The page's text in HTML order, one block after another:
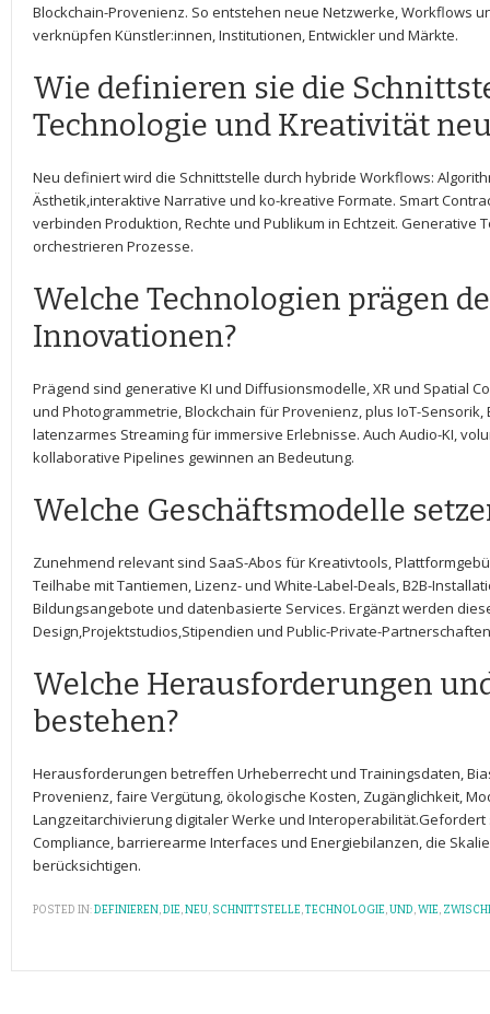
Blockchain-Provenienz. So entstehen neue Netzwerke,​ Workflows
verknüpfen ​Künstler:innen, Institutionen, Entwickler und ​Märkte.
Wie definieren sie die
Technologie‌ und Kreativität
Neu definiert wird die Schnittstelle⁤ durch hybride Workflows:
Ästhetik,interaktive ⁢Narrative und ko-kreative ​Formate. Smart
⁤verbinden Produktion, Rechte und Publikum ​in Echtzeit. Generative
orchestrieren Prozesse.
Welche Technologien prägen
Innovationen?
Prägend sind generative‌ KI und‍ Diffusionsmodelle, XR und ‍Spatial
und Photogrammetrie, Blockchain für Provenienz, plus IoT-Sensorik,
latenzarmes Streaming für⁣ immersive Erlebnisse. Auch Audio-KI,
kollaborative Pipelines gewinnen an Bedeutung.
Welche‌ Geschäftsmodelle
Zunehmend‌ relevant sind SaaS-Abos für Kreativtools,
Teilhabe mit Tantiemen,‍ Lizenz- und White-Label-Deals,‍ B2B-
Bildungsangebote und datenbasierte Services.‍ Ergänzt werden
Design,Projektstudios,Stipendien und Public-Private-
Welche ⁢Herausforderungen
bestehen?
Herausforderungen betreffen ‍Urheberrecht und‌ Trainingsdaten,
Provenienz, faire ​Vergütung, ⁢ökologische Kosten, Zugänglichkeit,
Langzeitarchivierung digitaler Werke und
Compliance, barrierearme Interfaces und Energiebilanzen, die
berücksichtigen.
POSTED IN:DEFINIEREN,DIE,NEU, SCHNITTSTELLE,TECHNOLOGIE,UND,WIE,